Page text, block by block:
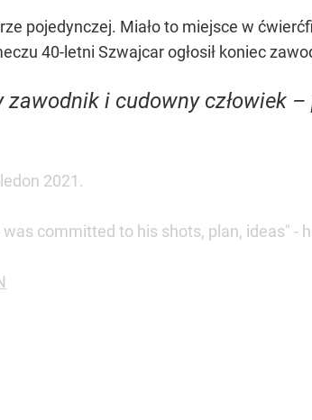
pojedynczej. Miało to miejsce w
40-letni Szwajcar ogłosił koniec
i cudowny człowiek –
2021.
committed to his shots, plan, ideas" -